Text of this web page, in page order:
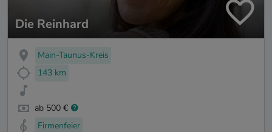
Die Reinhard
Main-Taunus-Kreis
143 km
ab 500 €
Firmenfeier